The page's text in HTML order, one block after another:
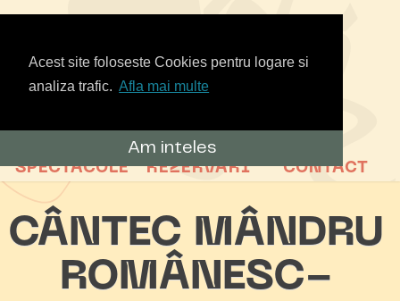
Acest site foloseste Cookies pentru logare si
analiza trafic. Afla mai multe
Am inteles
SPECTACOLE REZERVARI CONTACT
CÂNTEC MÂNDRU
ROMÂNESC-